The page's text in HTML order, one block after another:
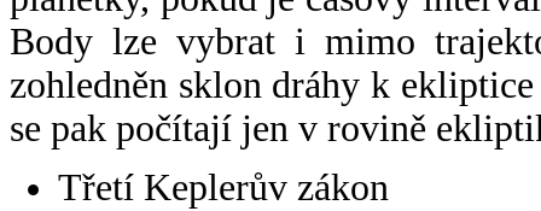
Body lze vybrat i mimo
zohledněn sklon dráhy k
se pak počítají jen v rovině
Třetí Keplerův zákon